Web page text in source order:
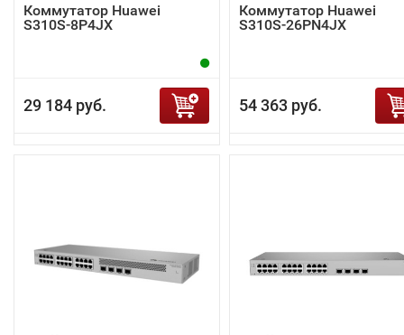
Коммутатор Huawei
S310S-8P4JX
29 184 руб.
Коммутатор Huawei
S310S-26PN4JX
54 363 руб.